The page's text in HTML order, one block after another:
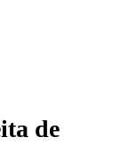
de